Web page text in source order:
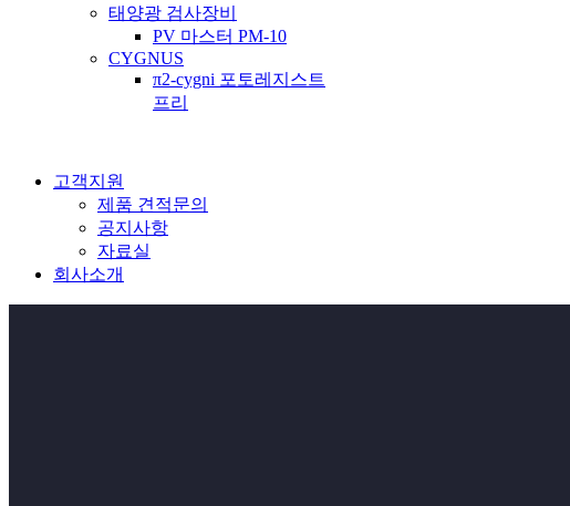
태양광 검사장비
PV 마스터 PM-10
CYGNUS
π2-cygni 포토레지스트
프리
고객지원
제품 견적문의
공지사항
자료실
회사소개